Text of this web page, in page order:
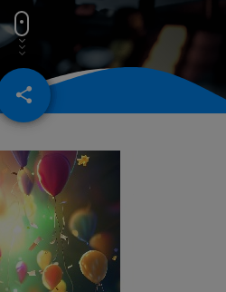
share
email